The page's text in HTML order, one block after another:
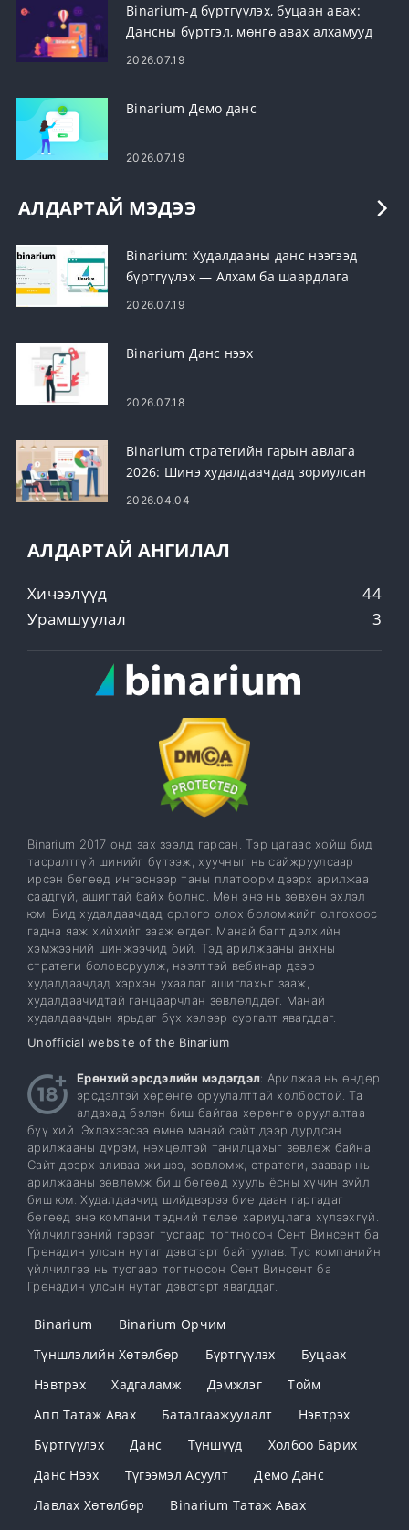
Binarium-д бүртгүүлэх, буцаан авах:
Дансны бүртгэл, мөнгө авах алхамууд
2026.07.19
Binarium Демо данс
2026.07.19
АЛДАРТАЙ МЭДЭЭ
Binarium: Худалдааны данс нээгээд
бүртгүүлэх — Алхам ба шаардлага
2026.07.19
Binarium Данс нээх
2026.07.18
Binarium стратегийн гарын авлага
2026: Шинэ худалдаачдад зориулсан
шилдэг арилжааны стратеги
2026.04.04
АЛДАРТАЙ АНГИЛАЛ
Хичээлүүд
44
Урамшуулал
3
Binarium 2017 онд зах зээлд гарсан. Тэр цагаас хойш бид
тасралтгүй шинийг бүтээж, хуучныг нь сайжруулсаар
ирсэн бөгөөд ингэснээр таны платформ дээрх арилжаа
саадгүй, ашигтай байх болно. Мөн энэ нь зөвхөн эхлэл
юм. Бид худалдаачдад орлого олох боломжийг олгохоос
гадна яаж хийхийг зааж өгдөг. Манай багт дэлхийн
хэмжээний шинжээчид бий. Тэд арилжааны анхны
стратеги боловсруулж, нээлттэй вебинар дээр
худалдаачдад хэрхэн ухаалаг ашиглахыг зааж,
худалдаачидтай ганцаарчлан зөвлөлддөг. Манай
худалдаачдын ярьдаг бүх хэлээр сургалт явагддаг.
Unofficial website of the Binarium
Ерөнхий эрсдэлийн мэдэгдэл: Арилжаа нь өндөр
эрсдэлтэй хөрөнгө оруулалттай холбоотой. Та
алдахад бэлэн биш байгаа хөрөнгө оруулалтаа
бүү хий. Эхлэхээсээ өмнө манай сайт дээр дурдсан
арилжааны дүрэм, нөхцөлтэй танилцахыг зөвлөж байна.
Сайт дээрх аливаа жишээ, зөвлөмж, стратеги, заавар нь
арилжааны зөвлөмж биш бөгөөд хууль ёсны хүчин зүйл
биш юм. Худалдаачид шийдвэрээ бие даан гаргадаг
бөгөөд энэ компани тэдний төлөө хариуцлага хүлээхгүй.
Үйлчилгээний гэрээг тусгаар тогтносон Сент Винсент ба
Гренадин улсын нутаг дэвсгэрт байгуулав. Тус компанийн
үйлчилгээ нь тусгаар тогтносон Сент Винсент ба
Гренадин улсын нутаг дэвсгэрт явагддаг.
Binarium
Binarium Орчим
Түншлэлийн Хөтөлбөр
Бүртгүүлэх
Буцаах
Нэвтрэх
Хадгаламж Дэмжлэг
Тойм
Апп Татаж Авах
Баталгаажуулалт
Нэвтрэх
Бүртгүүлэх
Данс Түншүүд
Холбоо Барих
Данс Нээх
Түгээмэл Асуулт
Демо Данс
Лавлах Хөтөлбөр
Binarium Татаж Авах